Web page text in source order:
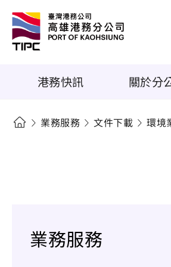
港務快訊 關於分
業務服務 文件下載 環境
業務服務